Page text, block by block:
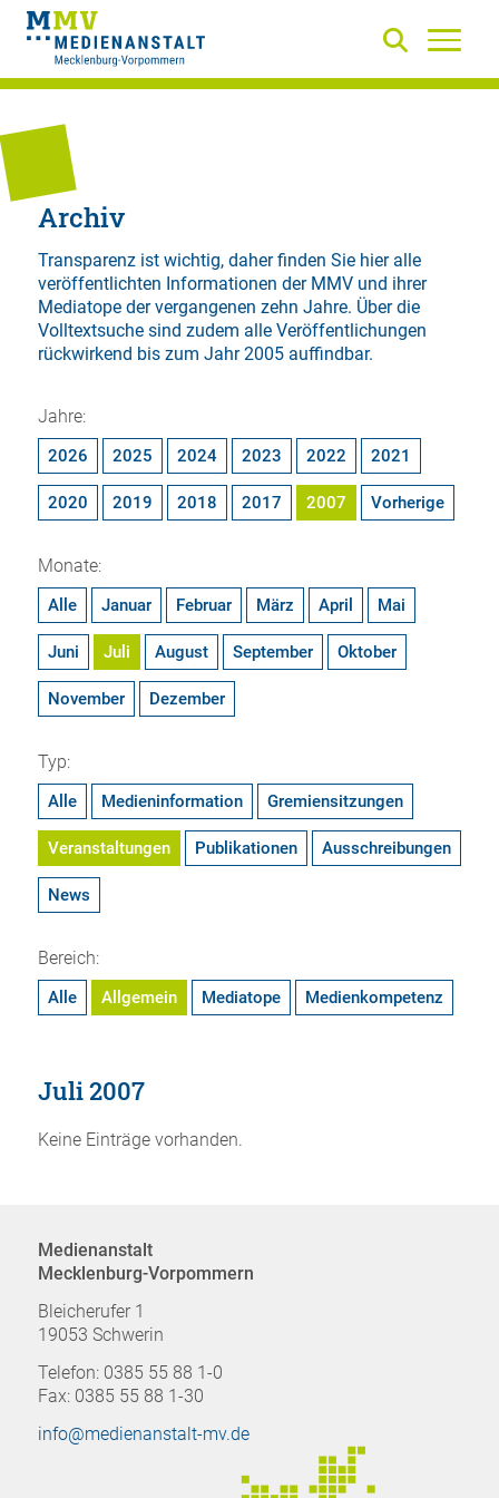
Archiv
Transparenz ist wichtig, daher finden Sie hier alle
veröffentlichten Informationen der MMV und ihrer
Mediatope der vergangenen zehn Jahre. Über die
Volltextsuchesind zudem alle Veröffentlichungen
rückwirkend bis zum Jahr 2005 auffindbar.
Jahre:
2026 2025 2024 2023 2022 2021
2020 2019 2018 2017 2007 Vorherige
Monate:
Alle Januar Februar März April Mai
Juni Juli August September Oktober
November Dezember
Typ:
Alle Medieninformation Gremiensitzungen
Veranstaltungen Publikationen Ausschreibungen
News
Bereich:
Alle Allgemein Mediatope Medienkompetenz
Juli 2007
Keine Einträge vorhanden.
Medienanstalt
Mecklenburg-Vorpommern
Bleicherufer 1
19053 Schwerin
Telefon: 0385 55 88 1-0
Fax: 0385 55 88 1-30
info@medienanstalt-mv.de